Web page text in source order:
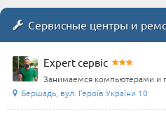
Сервисные центры и
Expert сервіс
Занимаемся компьютерами и
Бершадь, вул. Героїв України 10